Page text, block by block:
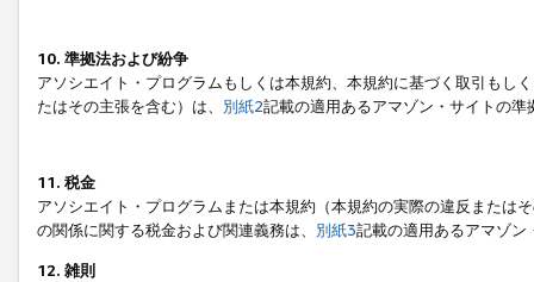
10. 準拠法および紛争
アソシエイト・プログラムもしくは本規約、本規約に基づく取引もし
たはその主張を含む）は、 別紙2記載の適用あるアマゾン・サイトの
11. 税金
アソシエイト・プログラムまたは本規約（本規約の実際の違反または
の関係に関する税金および関連義務は、 別紙3記載の適用あるアマゾン
12. 雑則